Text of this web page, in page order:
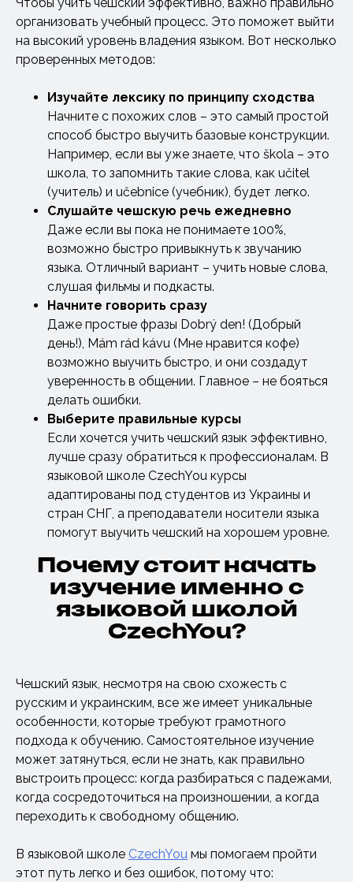
Чтобы учить чешский эффективно, важно правильно
организовать учебный процесс. Это поможет выйти
на высокий уровень владения языком. Вот несколько
проверенных методов:
Изучайте лексику по принципу сходства
Начните с похожих слов – это самый простой
способ быстро выучить базовые конструкции.
Например, если вы уже знаете, что škola – это
школа, то запомнить такие слова, как učitel
(учитель) и učebnice (учебник), будет легко.
Слушайте чешскую речь ежедневно
Даже если вы пока не понимаете 100%,
возможно быстро привыкнуть к звучанию
языка. Отличный вариант – учить новые слова,
слушая фильмы и подкасты.
Начните говорить сразу
Даже простые фразы Dobrý den! (Добрый
день!), Mám rád kávu (Мне нравится кофе)
возможно выучить быстро, и они создадут
уверенность в общении. Главное – не бояться
делать ошибки.
Выберите правильные курсы
Если хочется учить чешский язык эффективно,
лучше сразу обратиться к профессионалам. В
языковой школе CzechYou курсы
адаптированы под студентов из Украины и
стран СНГ, а преподаватели носители языка
помогут выучить чешский на хорошем уровне.
Почему стоит начать
изучение именно с
языковой школой
CzechYou?
Чешский язык, несмотря на свою схожесть с
русским и украинским, все же имеет уникальные
особенности, которые требуют грамотного
подхода к обучению. Самостоятельное изучение
может затянуться, если не знать, как правильно
выстроить процесс: когда разбираться с падежами,
когда сосредоточиться на произношении, а когда
переходить к свободному общению.
В языковой школе CzechYou мы помогаем пройти
этот путь легко и без ошибок, потому что: